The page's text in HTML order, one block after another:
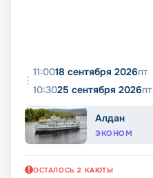
11:0018 сентября 2026пт
10:3025 сентября 2026пт
Алдан
ЭКОНОМ
ОСТАЛОСЬ 2 КАЮТЫ